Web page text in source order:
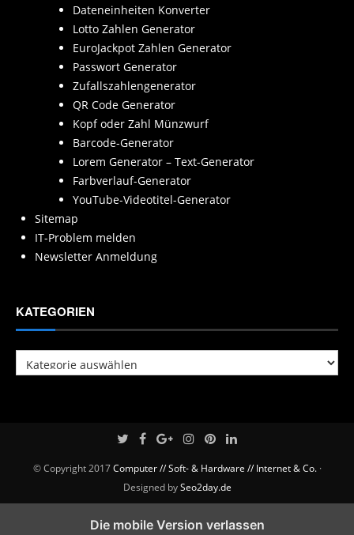
Dateneinheiten Konverter
Lotto Zahlen Generator
EuroJackpot Zahlen Generator
Passwort Generator
Zufallszahlengenerator
QR Code Generator
Kopf oder Zahl Münzwurf
Barcode-Generator
Lorem Generator – Text-Generator
Farbverlauf-Generator
YouTube-Videotitel-Generator
Sitemap
IT-Problem melden
Newsletter Anmeldung
KATEGORIEN
Kategorien
© Copyright 2017Computer // Soft- & Hardware // Internet & Co.·
Designed bySeo2day.de
Die mobile Version verlassen